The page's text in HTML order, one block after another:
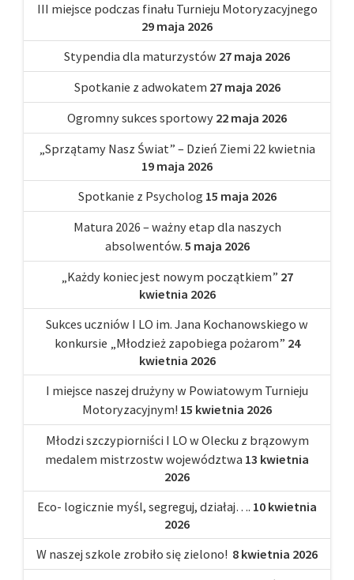
III miejsce podczas finału Turnieju Motoryzacyjnego
29 maja 2026
Stypendia dla maturzystów 27 maja 2026
Spotkanie z adwokatem 27 maja 2026
Ogromny sukces sportowy 22 maja 2026
„Sprzątamy Nasz Świat” – Dzień Ziemi 22 kwietnia
19 maja 2026
Spotkanie z Psycholog 15 maja 2026
Matura 2026 – ważny etap dla naszych
absolwentów. 5 maja 2026
„Każdy koniec jest nowym początkiem” 27
kwietnia 2026
Sukces uczniów I LO im. Jana Kochanowskiego w
konkursie „Młodzież zapobiega pożarom” 24
kwietnia 2026
I miejsce naszej drużyny w Powiatowym Turnieju
Motoryzacyjnym! 15 kwietnia 2026
Młodzi szczypiorniści I LO w Olecku z brązowym
medalem mistrzostw województwa 13 kwietnia
2026
Eco- logicznie myśl, segreguj, działaj…. 10 kwietnia
2026
W naszej szkole zrobiło się zielono! 8 kwietnia 2026